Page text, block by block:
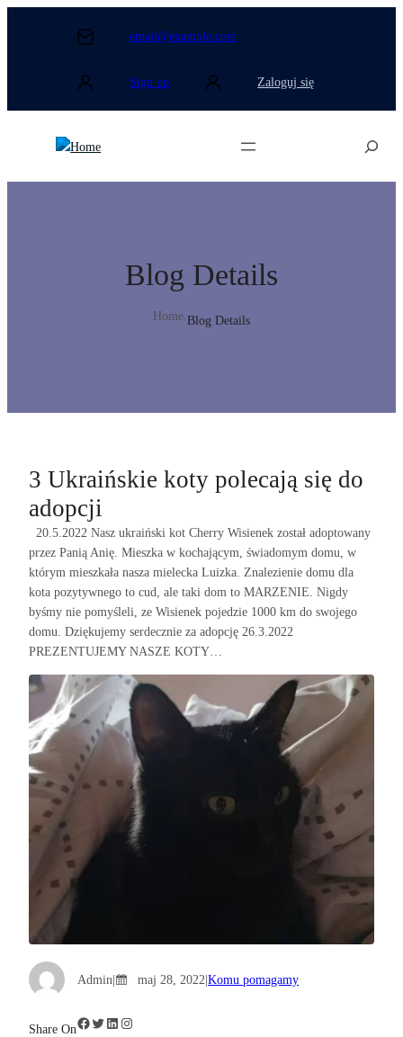
email@example.com
Sign up Zaloguj się
Search
Blog Details
Home Blog Details
3 Ukraińskie koty polecają się do
adopcji
20.5.2022 Nasz ukraiński kot Cherry Wisienek został adoptowany
przez Panią Anię. Mieszka w kochającym, świadomym domu, w
którym mieszkała nasza mielecka Luizka. Znalezienie domu dla
kota pozytywnego to cud, ale taki dom to MARZENIE. Nigdy
byśmy nie pomyśleli, ze Wisienek pojedzie 1000 km do swojego
domu. Dziękujemy serdecznie za adopcję 26.3.2022
PREZENTUJEMY NASZE KOTY…
Admin| maj 28, 2022|Komu pomagamy
Share OnFacebook
Twitter
LinkedIn
Instagram